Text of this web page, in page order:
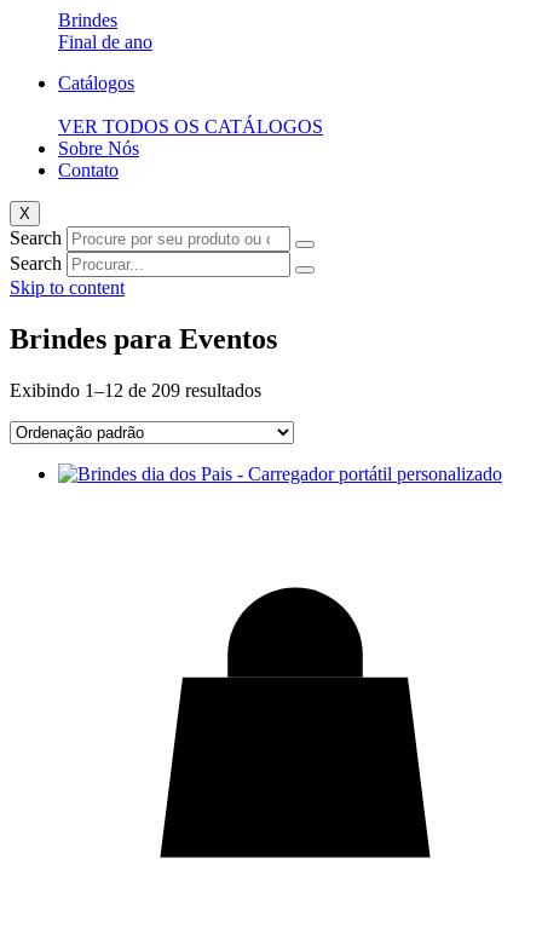
Brindes
Final de ano
Catálogos
VER TODOS OS CATÁLOGOS
Sobre Nós
Contato
X
Search
Search
Skip to content
Brindes para Eventos
Exibindo 1–12 de 209 resultados